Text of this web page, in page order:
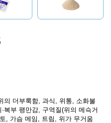
의 더부룩함, 과식, 위통, 소화불
복부 팽만감, 구역질(위의 메슥거
, 가슴 메임, 트림, 위가 무거움